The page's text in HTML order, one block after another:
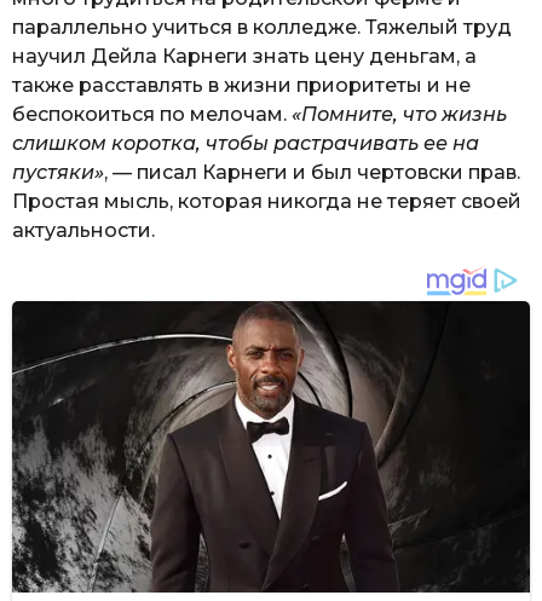
параллельно учиться в колледже. Тяжелый труд
научил Дейла Карнеги знать цену деньгам, а
также расставлять в жизни приоритеты и не
беспокоиться по мелочам. «Помните, что жизнь
слишком коротка, чтобы растрачивать ее на
пустяки», — писал Карнеги и был чертовски прав.
Простая мысль, которая никогда не теряет своей
актуальности.